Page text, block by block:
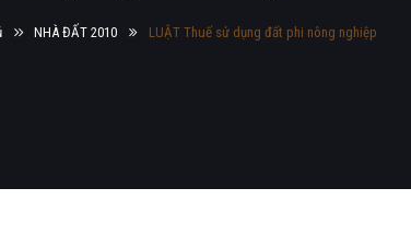
NHÀ ĐẤT 2010 LUẬT Thuế sử dụng đất phi nông nghiệp